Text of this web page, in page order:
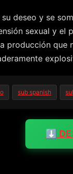
deseo y se
sexual y
producción
sub spanish
⬇️